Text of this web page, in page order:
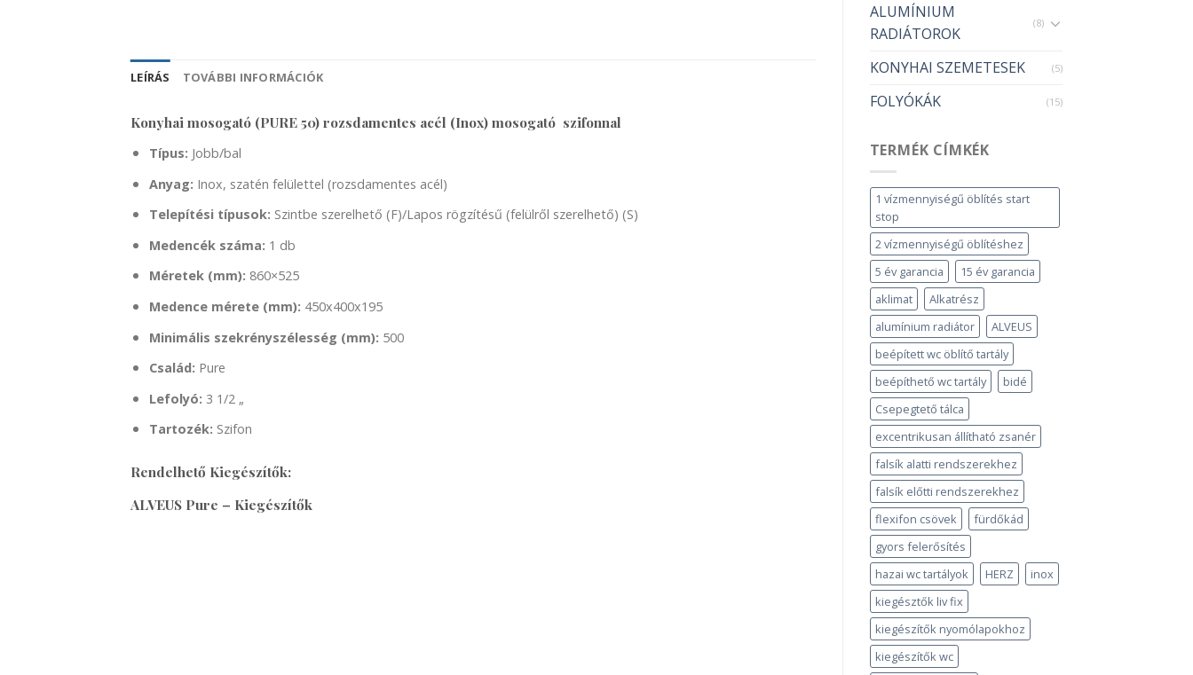
ALUMÍNIUM
RADIÁTOROK
(8)
KONYHAI SZEMETESEK (5)
FOLYÓKÁK (15)
TERMÉK CÍMKÉK
1 vízmennyiségű öblítés start
stop
2 vízmennyiségű öblítéshez
5 év garancia
15 év garancia
aklimat
Alkatrész
alumínium radiátor
ALVEUS
beépített wc öblítő tartály
beépíthető wc tartály
bidé
Csepegtető tálca
excentrikusan állítható zsanér
falsík alatti rendszerekhez
falsík előtti rendszerekhez
flexifon csövek
fürdőkád
gyors felerősítés
hazai wc tartályok
HERZ
inox
kiegésztők liv fix
kiegészítők nyomólapokhoz
kiegészítők wc
LEÍRÁS TOVÁBBI INFORMÁCIÓK
Konyhai mosogató (PURE 50) rozsdamentes acél (Inox) mosogató szifonnal
Típus: Jobb/bal
Anyag: Inox, szatén felülettel (rozsdamentes acél)
Telepítési típusok: Szintbe szerelhető (F)/Lapos rögzítésű (felülről szerelhető) (S)
Medencék száma: 1 db
Méretek (mm): 860×525
Medence mérete (mm): 450x400x195
Minimális szekrényszélesség (mm): 500
Család: Pure
Lefolyó: 3 1/2 „
Tartozék: Szifon
Rendelhető Kiegészítők:
ALVEUS Pure – Kiegészítők